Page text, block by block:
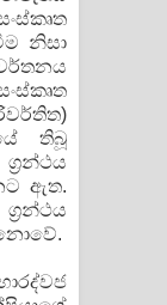
නිසා
තිබූ
ඇත.